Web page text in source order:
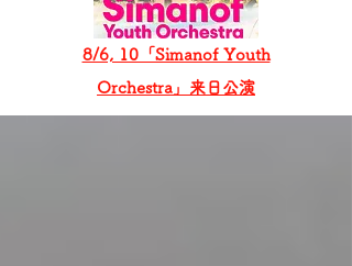
8/6, 10「Simanof Youth
Orchestra」来日公演